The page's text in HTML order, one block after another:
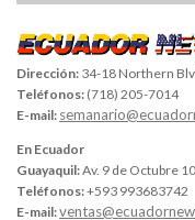
Dirección: 34-18 Northern
Teléfonos: (718) 205-7014
E-mail:
En Ecuador
Guayaquil:Av. 9 de Octubre
Teléfonos:+593 993683742
E-mail: